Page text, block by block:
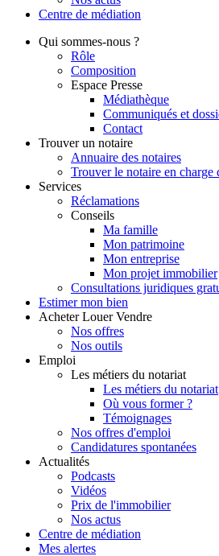
Centre de médiation
Qui sommes-nous ?
Rôle
Composition
Espace Presse
Médiathèque
Communiqués et
Contact
Trouver un notaire
Annuaire des notaires
Trouver le notaire en charge
Services
Réclamations
Conseils
Ma famille
Mon patrimoine
Mon entreprise
Mon projet immobilier
Consultations juridiques
Estimer mon bien
Acheter Louer Vendre
Nos offres
Nos outils
Emploi
Les métiers du notariat
Les métiers du notariat
Où vous former ?
Témoignages
Nos offres d'emploi
Candidatures spontanées
Actualités
Podcasts
Vidéos
Prix de l'immobilier
Nos actus
Centre de médiation
Mes alertes